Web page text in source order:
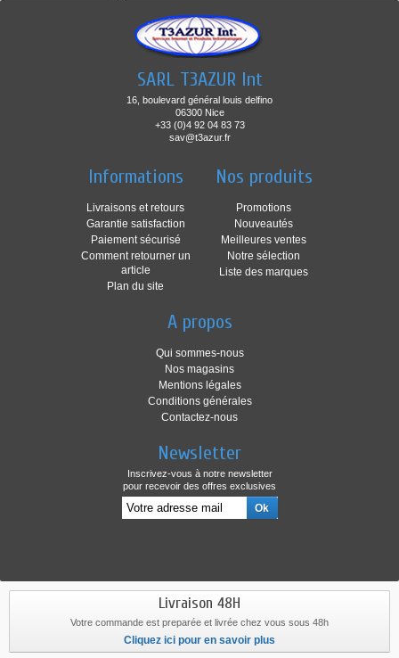
SARL T3AZUR Int
16, boulevard général louis delfino
06300 Nice
+33 (0)4 92 04 83 73
sav@t3azur.fr
Informations
Livraisons et retours
Garantie satisfaction
Paiement sécurisé
Comment retourner un
article
Plan du site
Nos produits
Promotions
Nouveautés
Meilleures ventes
Notre sélection
Liste des marques
A propos
Qui sommes-nous
Nos magasins
Mentions légales
Conditions générales
Contactez-nous
Newsletter
Inscrivez-vous à notre newsletter
pour recevoir des offres exclusives
Livraison 48H
Votre commande est preparée et livrée chez vous sous 48h
Cliquez ici pour en savoir plus